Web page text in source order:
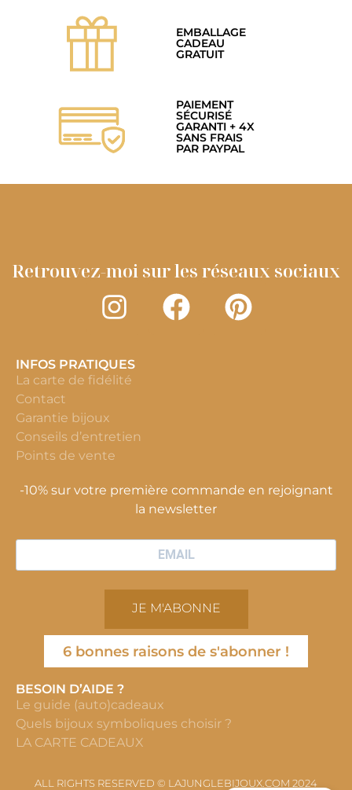
EMBALLAGE
CADEAU
GRATUIT
PAIEMENT
SÉCURISÉ
GARANTI + 4X
SANS FRAIS
PAR PAYPAL
Retrouvez-moi sur les réseaux sociaux
INFOS PRATIQUES
La carte de fidélité
Contact
Garantie bijoux
Conseils d’entretien
Points de vente
-10% sur votre première commande en rejoignant
la newsletter
JE M'ABONNE
6 bonnes raisons de s'abonner !
BESOIN D’AIDE ?
Le guide (auto)cadeaux
Quels bijoux symboliques choisir ?
LA CARTE CADEAUX
ALL RIGHTS RESERVED © LAJUNGLEBIJOUX.COM 2024